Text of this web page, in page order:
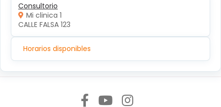
Consultorio
Mi clinica 1
CALLE FALSA 123
Horarios disponibles